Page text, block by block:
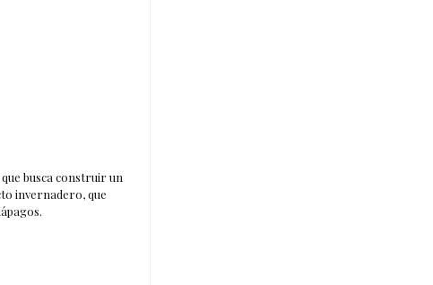
busca construir un
invernadero, que